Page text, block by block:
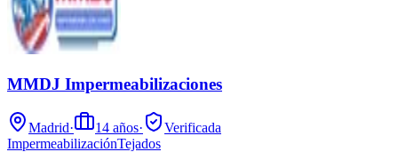
MMDJ Impermeabilizaciones
Madrid· 14 años·
Verificada
ImpermeabilizaciónTejados